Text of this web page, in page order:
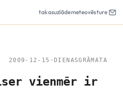
takasuzlādemeteovēsture
2009-12-15 · DIENASGRĀMATA
vienmēr ir